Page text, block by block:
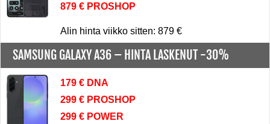
879 € PROSHOP
Alin hinta viikko sitten: 879 €
SAMSUNG GALAXY A36 – HINTA LASKENUT -30%
179 € DNA
299 € PROSHOP
299 € POWER